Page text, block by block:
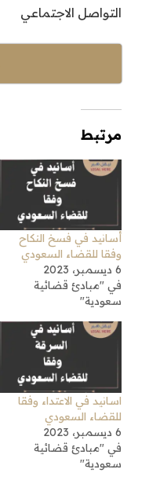
التواصل الاجتماعي
مرتبط
أسانيد في فسخ النكاح
وفقا للقضاء السعودي
6 ديسمبر، 2023
في "مبادئ قضائية
سعودية"
اسانيد في الاعتداء وفقا
للقضاء السعودي
6 ديسمبر، 2023
في "مبادئ قضائية
سعودية"